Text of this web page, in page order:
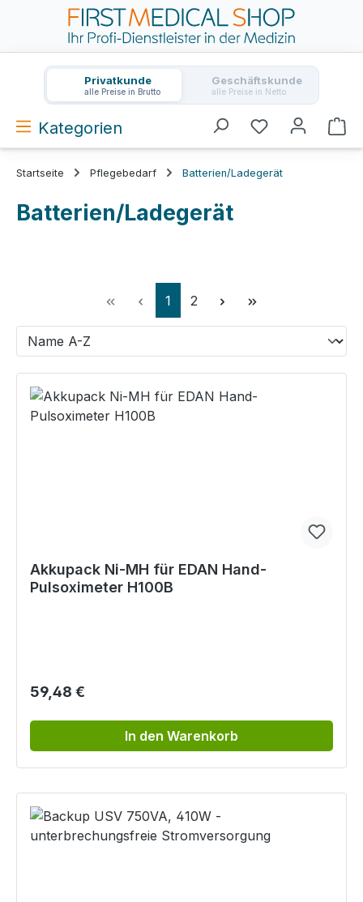
Zum Hauptinhalt springen
Privatkunde
alle Preise in Brutto
Geschäftskunde
alle Preise in Netto
Kategorien
Startseite Pflegebedarf Batterien/Ladegerät
Batterien/Ladegerät
Seite
1 Seite
2
Akkupack Ni-MH für EDAN Hand-
Pulsoximeter H100B
Regulärer Preis:
59,48 €
In den Warenkorb